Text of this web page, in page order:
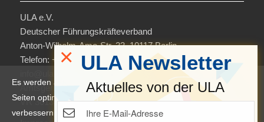
ULA e.V.
Deutscher Führungskräfteverband
Anton-Wilhelm-Amo-Str. 33, 10117 Berlin
Telefon: +49 30-306963-0
Amtsgericht Charlottenburg
VR 36138 B
Es werden auf dieser Website Cookies verwendet, um die
Seiten optimiert darzustellen und das Nutzererlebnis zu
verbessern. Durch die Nutzung unserer Seiten erklären Sie sich
ULA Newsletter
Aktuelles von der ULA
×